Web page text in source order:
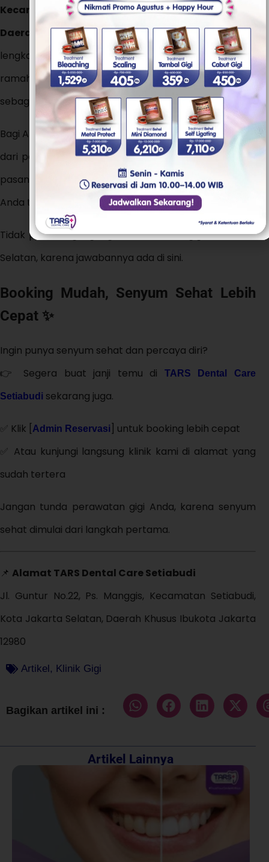
Kecamatan Setiabudi, Kota Jakarta Selatan,
Daerah Khusus Ibukota Jakarta 12980, layanan
lengkap, dokter berpengalaman, serta pelayanan
ramah, tidak heran jika banyak pasien menjadikannya
sebagai klinik gigi favorit.
Bagi Anda yang ingin melakukan perawatan gigi, mulai
dari pembersihan karang gigi, tambal gigi, cabut gigi,
pasang behel, veneer, hingga implan, semuanya bisa
Anda temukan di
TARS Dental Care Setiabudi
Tidak perlu bingung lagi mencari klinik gigi di Jakarta
Selatan, karena jawabannya ada di sini.
Booking Mudah, Senyum Sehat Lebih
Cepat ✨
Ingin punya senyum sehat dan percaya diri?
👉 Segera buat janji temu di
TARS Dental Care
Setiabudi sekarang juga.
✅ Klik [ Admin Reservasi
] untuk booking lebih cepat
✅ Atau kunjungi langsung klinik kami di alamat yang
sudah tertera
Jangan tunda perawatan gigi Anda, karena senyum
sehat dimulai dari langkah pertama.
📌 Alamat TARS Dental Care Setiabudi
Jl. Guntur No.22, Ps. Manggis, Kecamatan Setiabudi,
Kota Jakarta Selatan, Daerah Khusus Ibukota Jakarta
12980
Artikel, Klinik Gigi
Bagikan artikel ini :
Artikel Lainnya